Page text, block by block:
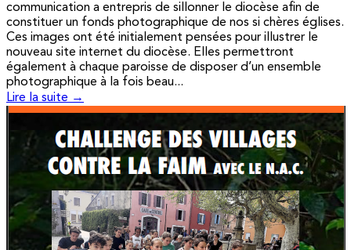
communication a entrepris de sillonner le diocèse afin de
constituer un fonds photographique de nos si chères églises.
Ces images ont été initialement pensées pour illustrer le
nouveau site internet du diocèse. Elles permettront
également à chaque paroisse de disposer d’un ensemble
photographique à la fois beau...
Lire la suite →